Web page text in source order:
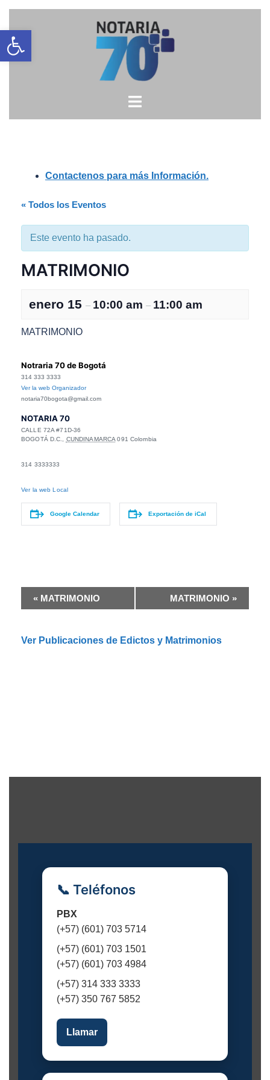
Open toolbar
al
contenido
Contactenos para más Información.
« Todos los Eventos
Este evento ha pasado.
MATRIMONIO
enero 15 – 10:00 am – 11:00 am
MATRIMONIO
Notraria 70 de Bogotá
314 333 3333
Ver la web Organizador
notaria70bogota@gmail.com
NOTARIA 70
CALLE 72A #71D-36
BOGOTÁ D.C.
CUNDINAMARCA 091 Colombia
314 3333333
Ver la web Local
Google Calendar Exportación de iCal
a
e
E
t
« MATRIMONIO MATRIMONIO »
Ver Publicaciones de Edictos y Matrimonios
📞 Teléfonos
PBX
(+57) (601) 703 5714
(+57) (601) 703 1501
(+57) (601) 703 4984
(+57) 314 333 3333
(+57) 350 767 5852
Llamar